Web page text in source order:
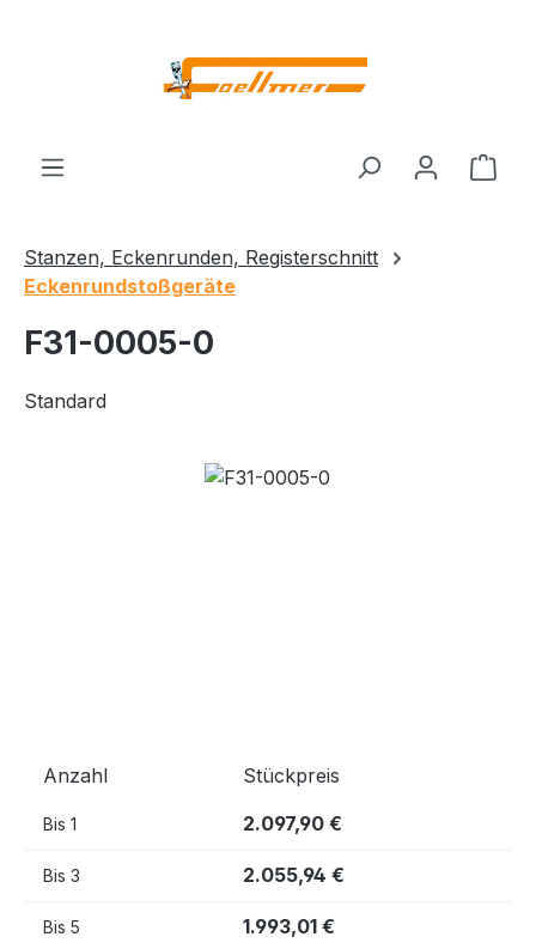
Stanzen, Eckenrunden, Registerschnitt
Eckenrundstoßgeräte
F31-0005-0
Standard
Bildergalerie überspringen
Anzahl Stückpreis
Bis 1 2.097,90 €
Bis 3 2.055,94 €
Bis 5 1.993,01 €